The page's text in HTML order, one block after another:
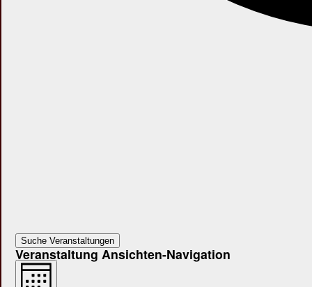
Suche Veranstaltungen
Veranstaltung Ansichten-Navigation